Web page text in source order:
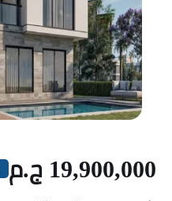
19,900,000 ج.م